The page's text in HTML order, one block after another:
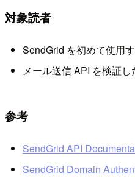
対象読者
SendGrid を初めて使用
メール送信 API を検証し
参考
SendGrid API
SendGrid Domain